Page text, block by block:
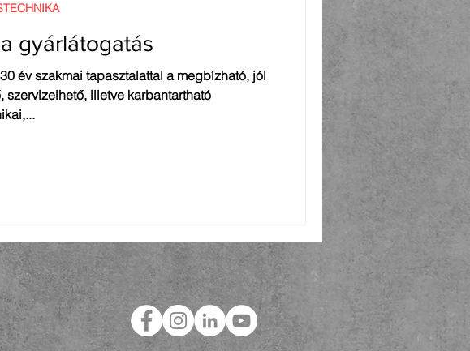
gyárlátogatás
év szakmai tapasztalattal a megbízható, jól
szervizelhető, illetve karbantartható